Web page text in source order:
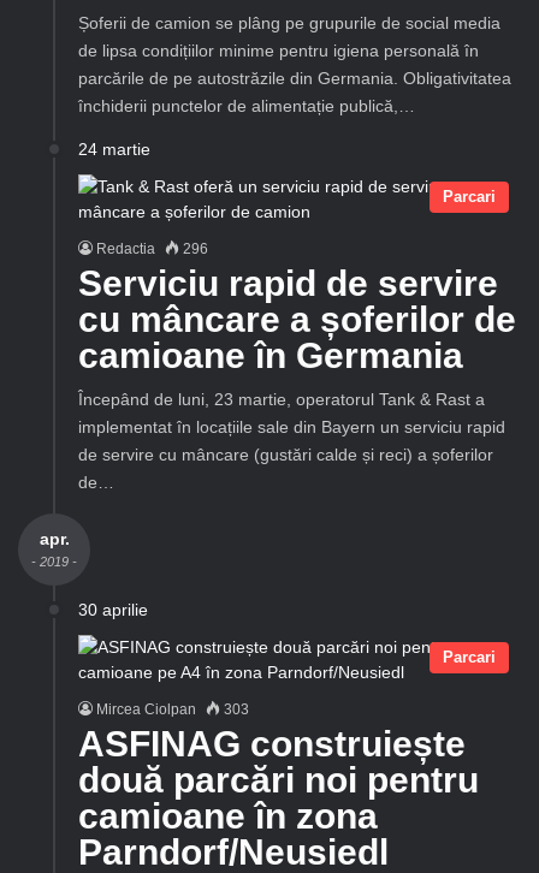
Șoferii de camion se plâng pe grupurile de social media
de lipsa condițiilor minime pentru igiena personală în
parcările de pe autostrăzile din Germania. Obligativitatea
închiderii punctelor de alimentație publică,…
24 martie
Parcari
Redactia 296
Serviciu rapid de servire
cu mâncare a șoferilor de
camioane în Germania
Începând de luni, 23 martie, operatorul Tank & Rast a
implementat în locațiile sale din Bayern un serviciu rapid
de servire cu mâncare (gustări calde și reci) a șoferilor
de…
apr.
- 2019 -
30 aprilie
Parcari
Mircea Ciolpan 303
ASFINAG construiește
două parcări noi pentru
camioane în zona
Parndorf/Neusiedl